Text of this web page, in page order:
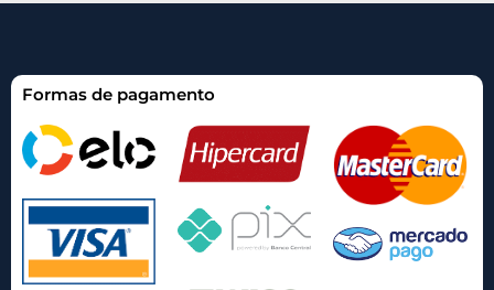
Formas de pagamento